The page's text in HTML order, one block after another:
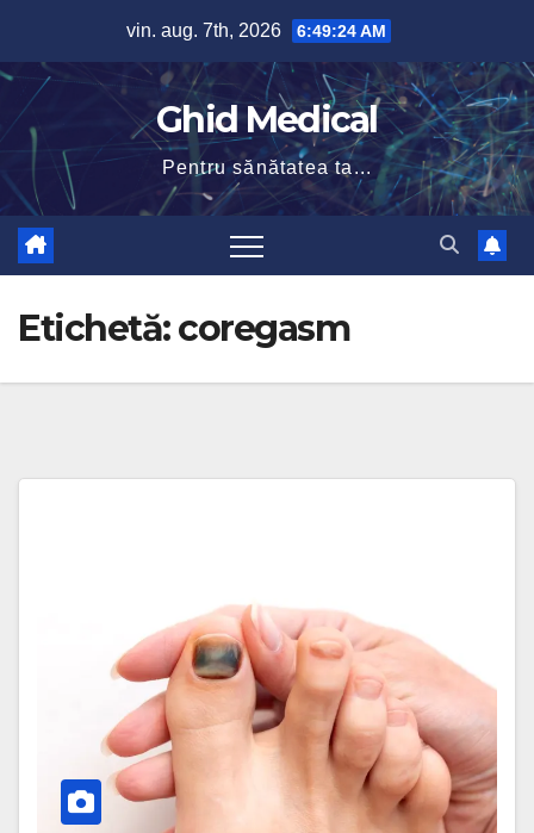
content
vin. aug. 7th, 2026 6:49:24 AM
Ghid Medical
Pentru sănătatea ta...
Etichetă:coregasm